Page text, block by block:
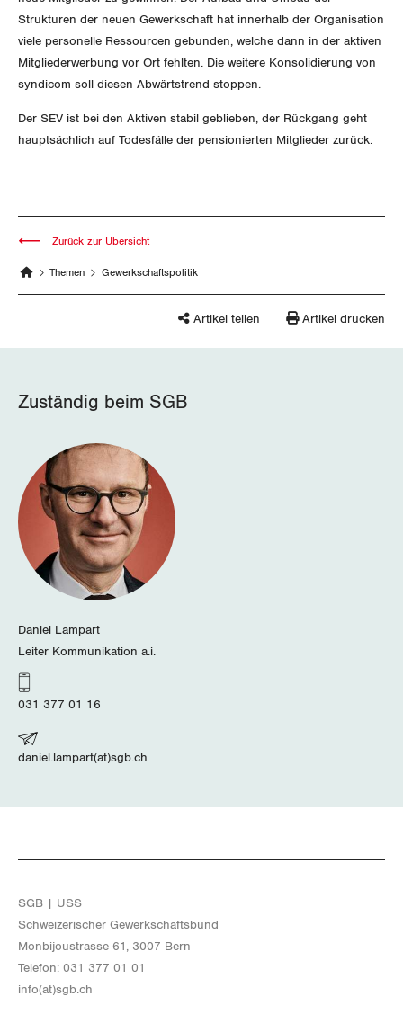
Nidwalden
Schwyz
Thurgau
Uri
Waadt
Wallis
Zug
Strukturen der neuen Gewerkschaft hat innerhalb der Organisation
viele personelle Ressourcen gebunden, welche dann in der aktiven
Mitgliederwerbung vor Ort fehlten. Die weitere Konsolidierung von
syndicom soll diesen Abwärtstrend stoppen.
Der SEV ist bei den Aktiven stabil geblieben, der Rückgang geht
hauptsächlich auf Todesfälle der pensionierten Mitglieder zurück.
Themen Gewerkschaftspolitik
Zurück zur Übersicht
Artikel teilen Artikel drucken
Zuständig beim SGB
Daniel Lampart
Leiter Kommunikation a.i.
031 377 01 16
daniel.lampart(at)sgb.ch
SGB | USS
Schwei­ze­ri­scher Ge­werk­schafts­bund
Mon­bi­joustras­se 61, 3007 Bern
Te­le­fon: 031 377 01 01
info(at)​sgb.​ch